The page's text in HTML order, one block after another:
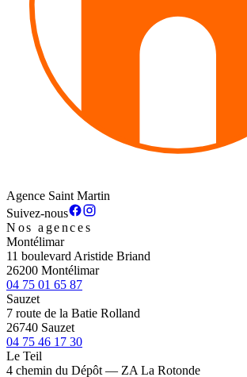
Agence Saint Martin
Suivez-nous
Nos agences
Montélimar
11 boulevard Aristide Briand
26200 Montélimar
04 75 01 65 87
Sauzet
7 route de la Batie Rolland
26740 Sauzet
04 75 46 17 30
Le Teil
4 chemin du Dépôt — ZA La Rotonde